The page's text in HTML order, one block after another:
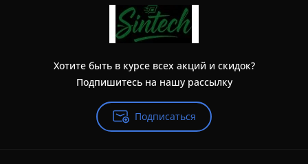
Хотите быть в курсе всех акций и скидок?
Подпишитесь на нашу рассылку
Подписаться